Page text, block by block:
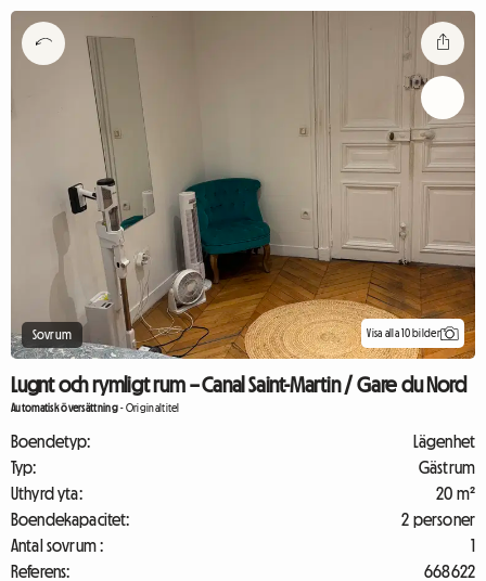
Sovrum Visa alla 10 bilder
Lugnt och rymligt rum – Canal Saint-Martin / Gare du Nord
Automatisk översättning-Originaltitel
Boendetyp:
Lägenhet
Typ:
Gästrum
Uthyrd yta:
20 m²
Boendekapacitet:
2 personer
Antal sovrum :
1
Referens:
668622